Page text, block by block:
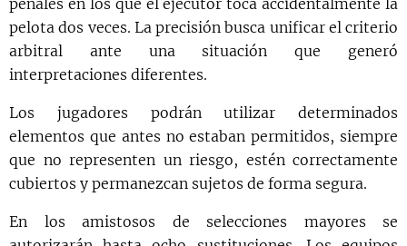
pelota dos veces. La precisión busca unificar el criterio
arbitral ante una situación que generó
interpretaciones diferentes.
Los jugadores podrán utilizar determinados
elementos que antes no estaban permitidos, siempre
que no representen un riesgo, estén correctamente
cubiertos y permanezcan sujetos de forma segura.
En los amistosos de selecciones mayores se